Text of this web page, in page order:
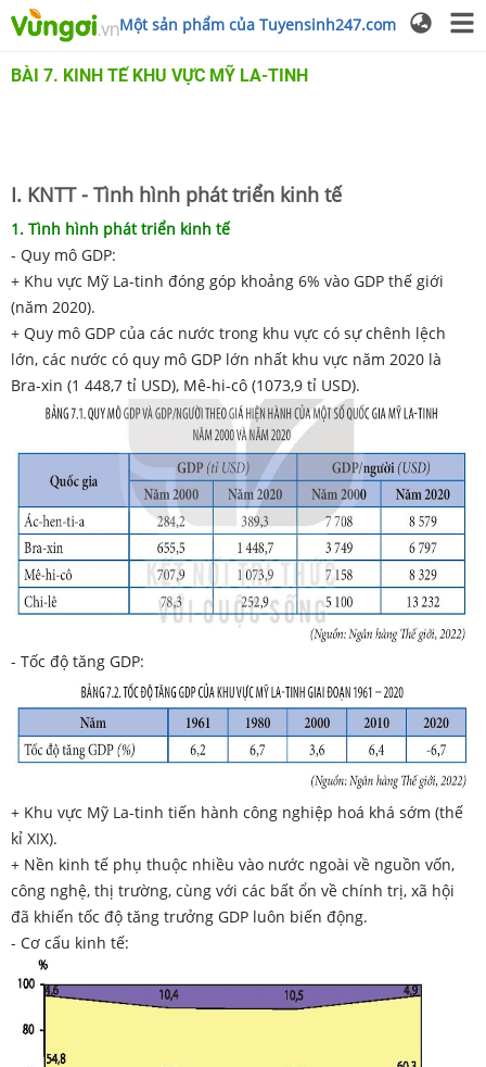
Một sản phẩm của Tuyensinh247.com
BÀI 7. KINH TẾ KHU VỰC MỸ LA-TINH
I. KNTT - Tình hình phát triển kinh tế
1. Tình hình phát triển kinh tế
- Quy mô GDP:
+ Khu vực Mỹ La-tinh đóng góp khoảng 6% vào GDP thế giới
(năm 2020).
+ Quy mô GDP của các nước trong khu vực có sự chênh lệch
lớn, các nước có quy mô GDP lớn nhất khu vực năm 2020 là
Bra-xin (1 448,7 tỉ USD), Mê-hi-cô (1073,9 tỉ USD).
- Tốc độ tăng GDP:
+ Khu vực Mỹ La-tinh tiến hành công nghiệp hoá khá sớm (thế
kỉ XIX).
+ Nền kinh tế phụ thuộc nhiều vào nước ngoài về nguồn vốn,
công nghệ, thị trường, cùng với các bất ổn về chính trị, xã hội
đã khiến tốc độ tăng trưởng GDP luôn biến động.
- Cơ cấu kinh tế: